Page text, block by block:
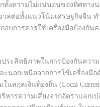
ทั้งความไม่แน่นอนของทิศทางน
วลต่อทั้งแนวโน้มเศรษฐกิจจีน ท
อบการควรใช้เครื่องมือป้องกันค
ประสิทธิภาพในการป้องกันความ
ะนอกเหนือจากการใช้เครื่องมือ
นสกุลเงินท้องถิ่น (Local
หารความเสี่ยงจากอัตราแลกเ